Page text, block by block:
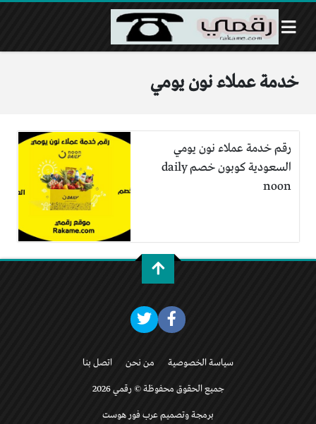
خدمة عملاء نون يومي
رقم خدمة عملاء نون يومي
السعودية كوبون خصم daily
noon
سياسة الخصوصية من نحن اتصل بنا
جميع الحقوق محفوظة © رقمي 2026
برمجة وتصميم عرب فور هوست